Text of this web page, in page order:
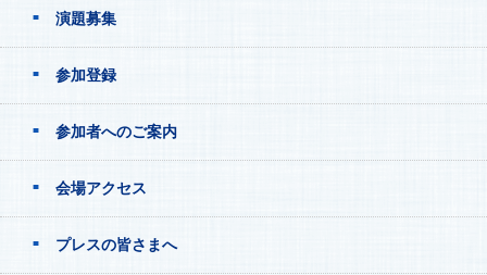
演題募集
参加登録
参加者へのご案内
会場アクセス
プレスの皆さまへ